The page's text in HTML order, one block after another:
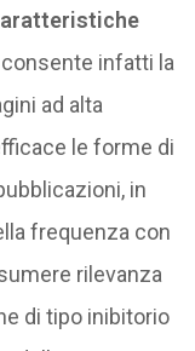
infatti la
ad alta
le forme di
in
frequenza con
rilevanza
di tipo inibitorio